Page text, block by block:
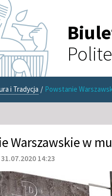
i Tradycja / Powstanie
Warszawskie w
14:23